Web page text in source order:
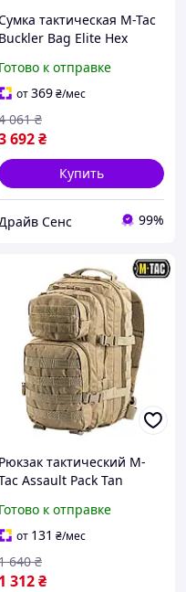
тактическая M-Tac
Buckler Bag Elite Hex
платформой и
отделением для оружия
1014-DS
Готово к отправке
от369₴/мес
692₴
061 ₴
Купить
Драйв Сенс 99%
Рюкзак тактический M-
Assault Pack Tan
отделением для ноутбука
для военных койот тан
Готово к отправке
от 131 ₴/мес
1 312₴
640 ₴